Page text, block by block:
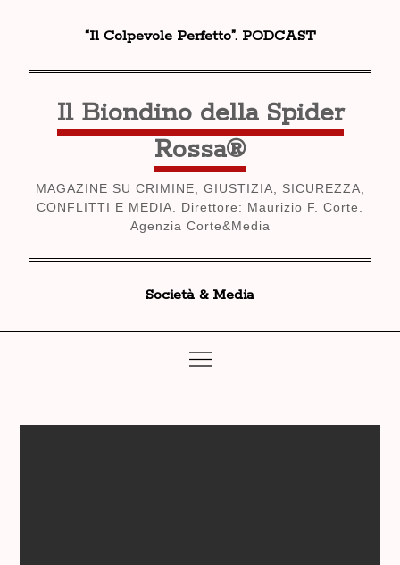
“Il Colpevole Perfetto”. PODCAST
Il Biondino della Spider
Rossa®
MAGAZINE SU CRIMINE, GIUSTIZIA, SICUREZZA,
CONFLITTI E MEDIA. Direttore: Maurizio F. Corte.
Agenzia Corte&Media
Società & Media